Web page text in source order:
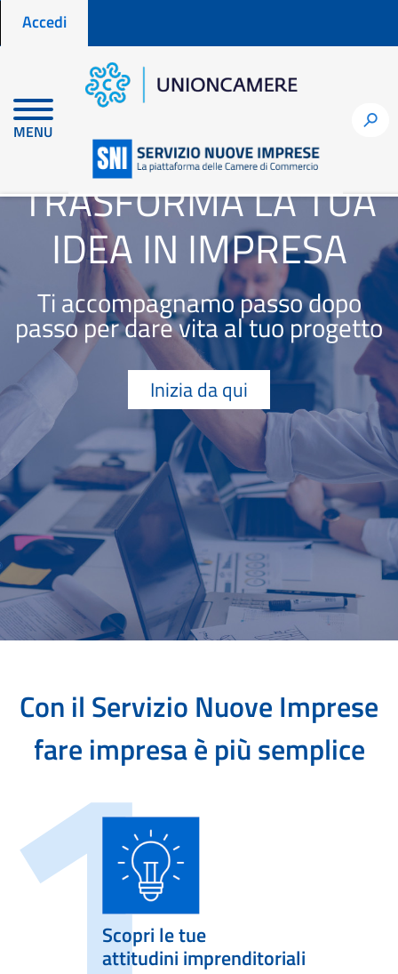
principale
Menu profilo utente
Accedi
MENU
h
TRASFORMA LA TUA
IDEA IN IMPRESA
Ti accompagnamo passo dopo
passo per dare vita al tuo progetto
Inizia da qui
Con il Servizio Nuove Imprese
fare impresa è più semplice
Scopri le tue
attitudini imprenditoriali